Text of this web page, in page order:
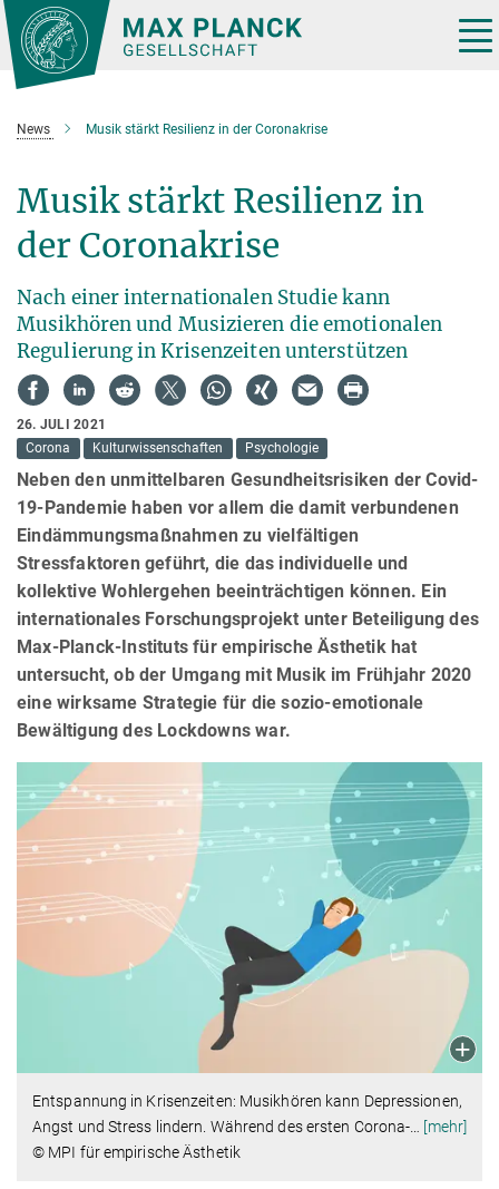
Hauptinhalt
News Musik stärkt Resilienz in der Coronakrise
Musik stärkt Resilienz in
der Coronakrise
Nach einer internationalen Studie kann
Musikhören und Musizieren die emotionalen
Regulierung in Krisenzeiten unterstützen
26. JULI 2021
Corona
Kulturwissenschaften Psychologie
Neben den unmittelbaren Gesundheitsrisiken der Covid-
19-Pandemie haben vor allem die damit verbundenen
Eindämmungsmaßnahmen zu vielfältigen
Stressfaktoren geführt, die das individuelle und
kollektive Wohlergehen beeinträchtigen können. Ein
internationales Forschungsprojekt unter Beteiligung des
Max-Planck-Instituts für empirische Ästhetik hat
untersucht, ob der Umgang mit Musik im Frühjahr 2020
eine wirksame Strategie für die sozio-emotionale
Bewältigung des Lockdowns war.
Entspannung in Krisenzeiten: Musikhören kann Depressionen,
Angst und Stress lindern. Während des ersten Corona-
[mehr]
© MPI für empirische Ästhetik